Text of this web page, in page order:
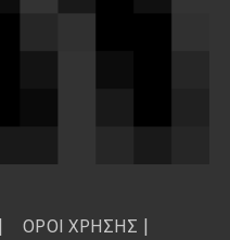
ΟΡΟΙ ΧΡΗΣΗΣ